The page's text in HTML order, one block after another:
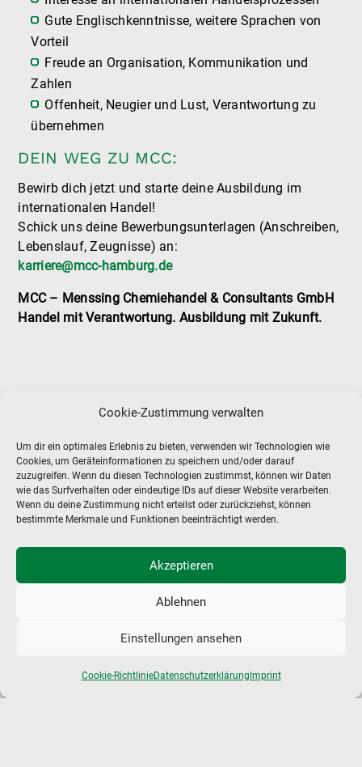
Cookie-Zustimmung verwalten
Um dir ein optimales Erlebnis zu bieten, verwenden wir Technologien wie
Cookies, um Geräteinformationen zu speichern und/oder darauf
zuzugreifen. Wenn du diesen Technologien zustimmst, können wir Daten
wie das Surfverhalten oder eindeutige IDs auf dieser Website verarbeiten.
Wenn du deine Zustimmung nicht erteilst oder zurückziehst, können
bestimmte Merkmale und Funktionen beeinträchtigt werden.
Akzeptieren
Ablehnen
Einstellungen ansehen
Cookie-RichtlinieDatenschutzerklärung Imprint
Gute Englischkenntnisse, weitere Sprachen von
Vorteil
Freude an Organisation, Kommunikation und
Zahlen
Offenheit, Neugier und Lust, Verantwortung zu
übernehmen
DEIN WEG ZU MCC:
Bewirb dich jetzt und starte deine Ausbildung im
internationalen Handel!
Schick uns deine Bewerbungsunterlagen (Anschreiben,
Lebenslauf, Zeugnisse) an:
karriere@mcc-hamburg.de
MCC – Menssing Chemiehandel & Consultants GmbH
Handel mit Verantwortung. Ausbildung mit Zukunft.
MCC – MENSSING
DOROTHEENSTRASSE 48
+49 40 - 27 90 01 9